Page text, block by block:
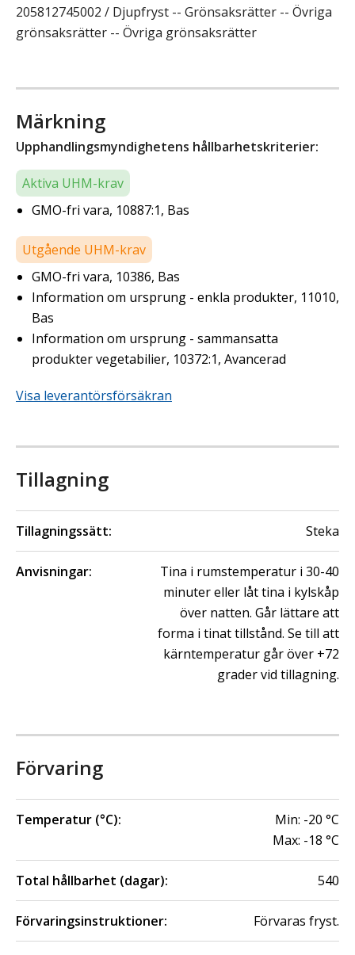
205812745002 / Djupfryst -- Grönsaksrätter -- Övriga
grönsaksrätter -- Övriga grönsaksrätter
Märkning
Upphandlingsmyndighetens hållbarhetskriterier:
Aktiva UHM-krav
GMO-fri vara, 10887:1, Bas
Utgående UHM-krav
GMO-fri vara, 10386, Bas
Information om ursprung - enkla produkter, 11010,
Bas
Information om ursprung - sammansatta
produkter vegetabilier, 10372:1, Avancerad
Visa leverantörsförsäkran
Tillagning
Tillagningssätt: Steka
Anvisningar:
Tina i rumstemperatur i 30-40
minuter eller låt tina i kylskåp
över natten. Går lättare att
forma i tinat tillstånd. Se till att
kärntemperatur går över +72
grader vid tillagning.
Förvaring
Temperatur (°C): Min: -20 °C
Max: -18 °C
Total hållbarhet (dagar): 540
Förvaringsinstruktioner: Förvaras fryst.